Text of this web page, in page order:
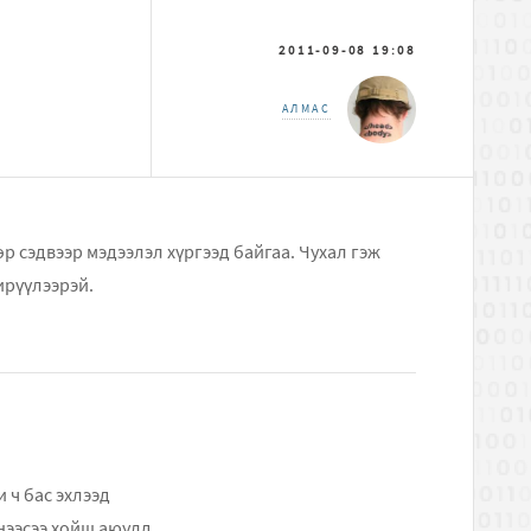
2011-09-08 19:08
АЛМАС
мэдээлэл хүргээд байгаа. Чухал гэж
бас эхлээд